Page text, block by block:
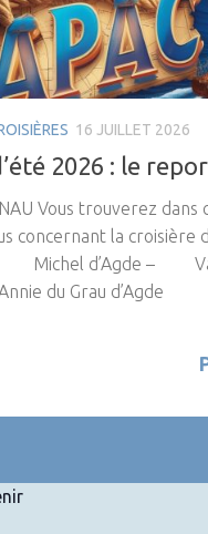
16 JUILLET 2026
2026 : le
Vous trouverez dans
concernant la croisière
Michel d’Agde –
du Grau d’Agde